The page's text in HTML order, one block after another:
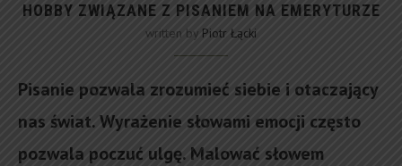
HOBBY ZWIĄZANE Z PISANIEM NA EMERYTURZE
written by Piotr Łącki
Pisanie pozwala zrozumieć siebie i otaczający
nas świat. Wyrażenie słowami emocji często
pozwala poczuć ulgę. Malować słowem